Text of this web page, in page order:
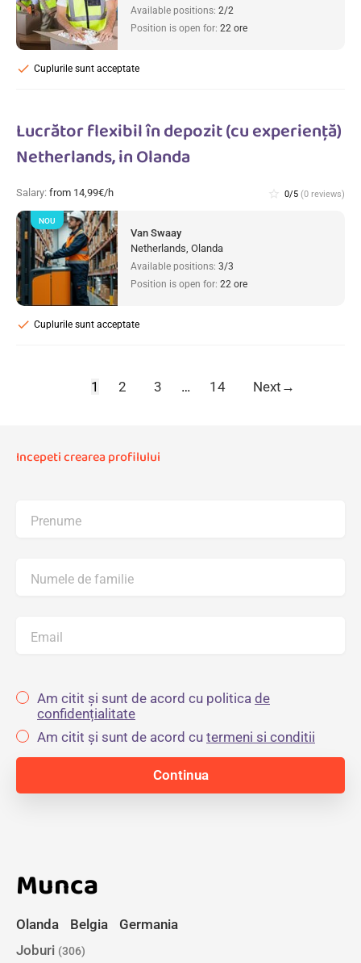
Available positions: 2/2
Position is open for: 22 ore
Cuplurile sunt acceptate
check
Lucrător flexibil în depozit (cu experiență)
Netherlands, in Olanda
Salary: from 14,99€/h star_border 0/5 (0 reviews)
Van Swaay
Netherlands, Olanda
Available positions: 3/3
Position is open for: 22 ore
Cuplurile sunt acceptate
check
NOU
1 2 3 … 14 Next →
Incepeti crearea profilului
Prenume
Numele de familie
Email
Am citit și sunt de acord cu politica de
confidențialitate
Am citit și sunt de acord cu termeni si conditii
Munca
Olanda Belgia
Germania
Joburi (306)